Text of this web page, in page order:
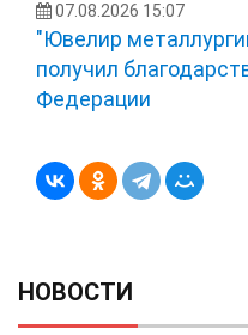
07.08.2026 15:07
"Ювелир
получил
Федерации
НОВОСТИ